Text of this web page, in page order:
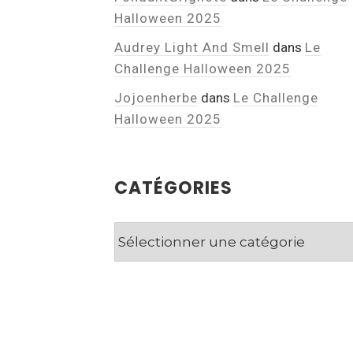
Halloween 2025
Audrey Light And Smell dans Le
Challenge Halloween 2025
Jojoenherbe dans Le Challenge
Halloween 2025
CATÉGORIES
Catégories